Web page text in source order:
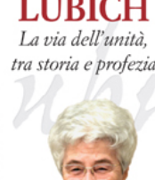
AGGIUNGI AL CARRELLO